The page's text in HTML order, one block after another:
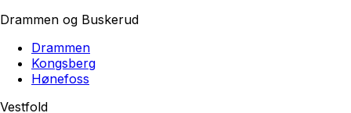
Drammen og Buskerud
Drammen
Kongsberg
Hønefoss
Vestfold